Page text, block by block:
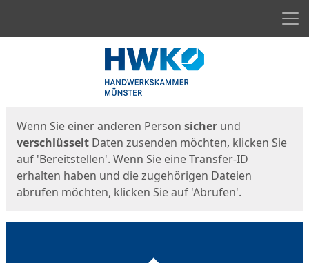
Wenn Sie einer anderen Person sicher und
verschlüsselt Daten zusenden möchten, klicken Sie
auf 'Bereitstellen'. Wenn Sie eine Transfer-ID
erhalten haben und die zugehörigen Dateien
abrufen möchten, klicken Sie auf 'Abrufen'.